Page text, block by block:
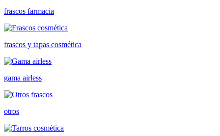
frascos farmacia
frascos y tapas cosmética
gama airless
otros